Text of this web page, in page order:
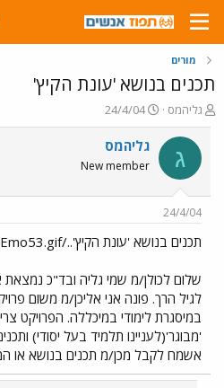
מורים
תכנים בנושא 'עונת הקיץ'
פ
ו
ת
ח
ה
ש
א
גליהמס
פ
ו
ר
ם
ר
24/4/04
ג גליהמס
New member
24/4/04
תכנים בנושא 'עונת הקיץ'../images/Emo53.gif
שלום לכולן/מ שמי גליה ובד"כ נמצאת
לגיל הרך. פונה אני אליכן/מ משום
במיסגרת לימודי במיכללה. הפרויקט
'מבוגר'(לעניינו תלמיד בעל יסודי)
אשמח לקבל מכן/מ תכנים בנושא או